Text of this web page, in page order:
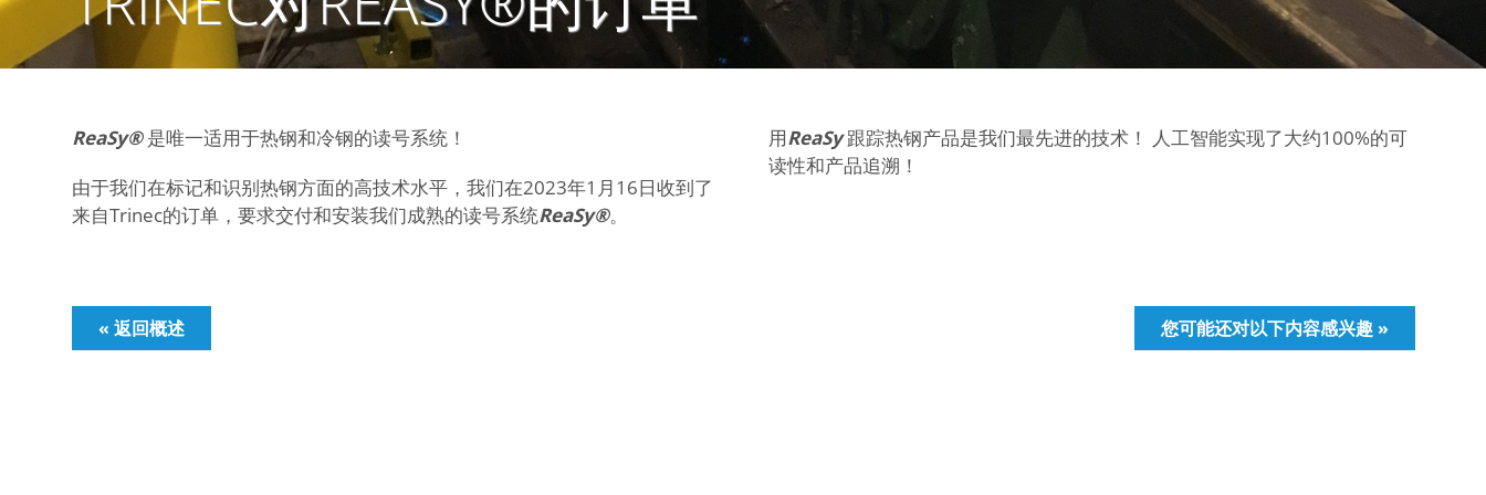
ReaSy®是唯一适用于热钢和冷钢的读号系统！
由于我们在标记和识别热钢方面的高技术水平，我们在2023年1月16日收到了
来自Trinec的订单，要求交付和安装我们成熟的读号系统ReaSy®。
用ReaSy跟踪热钢产品是我们最先进的技术！ 人工智能实现了大约100%的可
读性和产品追溯！
« 返回概述 您可能还对以下内容感兴趣 »